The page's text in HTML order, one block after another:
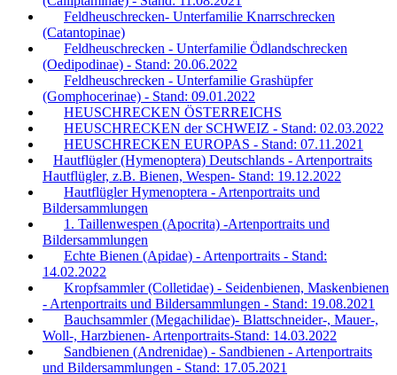
Feldheuschrecken- Unterfamilie Knarrschrecken
(Catantopinae)
Feldheuschrecken - Unterfamilie Ödlandschrecken
(Oedipodinae) - Stand: 20.06.2022
Feldheuschrecken - Unterfamilie Grashüpfer
(Gomphocerinae) - Stand: 09.01.2022
HEUSCHRECKEN ÖSTERREICHS
HEUSCHRECKEN der SCHWEIZ - Stand: 02.03.2022
HEUSCHRECKEN EUROPAS - Stand: 07.11.2021
Hautflügler (Hymenoptera) Deutschlands - Artenportraits
Hautflügler, z.B. Bienen, Wespen- Stand: 19.12.2022
Hautflügler Hymenoptera - Artenportraits und
Bildersammlungen
1. Taillenwespen (Apocrita) -Artenportraits und
Bildersammlungen
Echte Bienen (Apidae) - Artenportraits - Stand:
14.02.2022
Kropfsammler (Colletidae) - Seidenbienen, Maskenbienen
- Artenportraits und Bildersammlungen - Stand: 19.08.2021
Bauchsammler (Megachilidae)- Blattschneider-, Mauer-,
Woll-, Harzbienen- Artenportraits-Stand: 14.03.2022
Sandbienen (Andrenidae) - Sandbienen - Artenportraits
und Bildersammlungen - Stand: 17.05.2021